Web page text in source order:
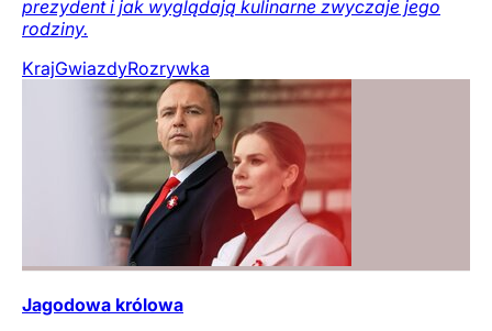
prezydent i jak wyglądają kulinarne zwyczaje jego
rodziny.
KrajGwiazdyRozrywka
Jagodowa królowa